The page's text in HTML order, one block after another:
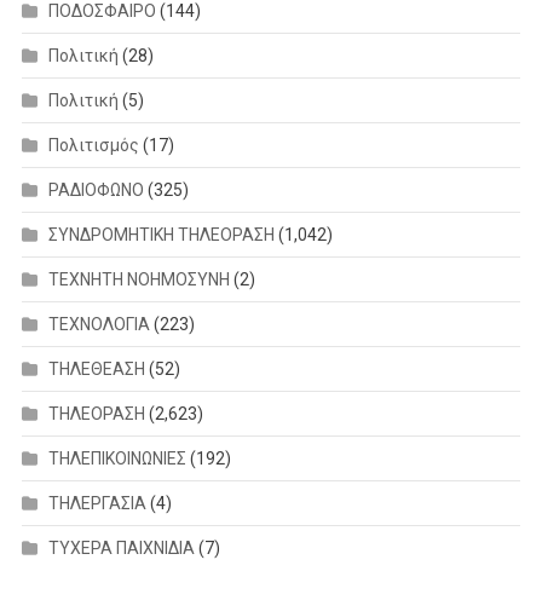
ΠΟΔΟΣΦΑΙΡΟ (144)
Πολιτική (28)
Πολιτική (5)
Πολιτισμός (17)
ΡΑΔΙΟΦΩΝΟ (325)
ΣΥΝΔΡΟΜΗΤΙΚΗ ΤΗΛΕΟΡΑΣΗ (1,042)
ΤΕΧΝΗΤΗ ΝΟΗΜΟΣΥΝΗ (2)
ΤΕΧΝΟΛΟΓΙΑ(223)
ΤΗΛΕΘΕΑΣΗ (52)
ΤΗΛΕΟΡΑΣΗ (2,623)
ΤΗΛΕΠΙΚΟΙΝΩΝΙΕΣ (192)
ΤΗΛΕΡΓΑΣΙΑ(4)
ΤΥΧΕΡΑ ΠΑΙΧΝΙΔΙΑ(7)